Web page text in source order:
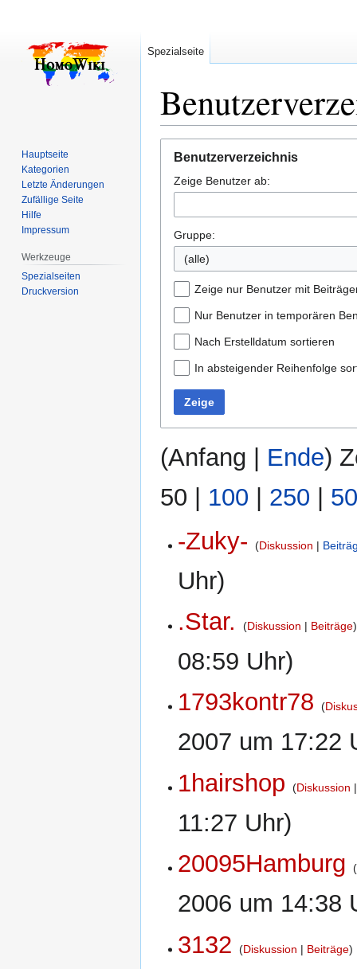
Navigation
springen
Suche
springen
Benutzerverzeichnis
Zeige Benutzer ab:
Gruppe:
(alle)
Zeige nur Benutzer mit
Nur Benutzer in temporären
Nach Erstelldatum sortieren
In absteigender Reihenfolge
Zeige
(Anfang Ende)
50
100 250
-Zuky-
Diskussion
Uhr)
.Star.
Diskussion Beiträge
08:59 Uhr)
1793kontr78
2007 um 17:22
1hairshop
Diskussion
11:27 Uhr)
20095Hamburg
2006 um 14:38
3132
Diskussion Beiträge
Spezialseite
Hauptseite
Kategorien
Letzte Änderungen
Zufällige Seite
Hilfe
Impressum
Werkzeuge
Spezialseiten
Druckversion